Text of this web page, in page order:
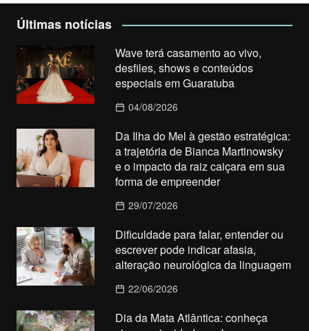
Últimas notícias
Wave terá casamento ao vivo,
desfiles, shows e conteúdos
especiais em Guaratuba
04/08/2026
Da Ilha do Mel à gestão estratégica:
a trajetória de Bianca Martinowsky
e o impacto da raiz caiçara em sua
forma de empreender
29/07/2026
Dificuldade para falar, entender ou
escrever pode indicar afasia,
alteração neurológica da linguagem
22/06/2026
Dia da Mata Atlântica: conheça